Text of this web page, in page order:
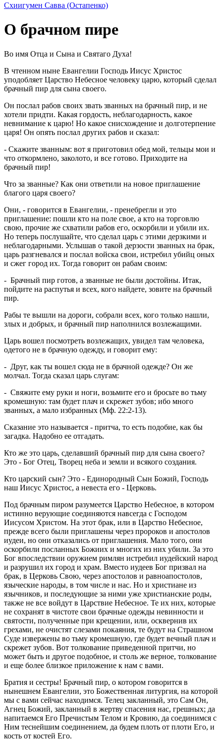
Схиигумен Савва (Остапенко)
О брачном пире
Во имя Отца и Сына и Святаго Духа!
В чтенном ныне Евангелии Господь Иисус Христос
уподобляет Царство Небесное человеку царю, который сделал
брачный пир для сына своего.
Он послал рабов своих звать званных на брачный пир, и не
хотели придти. Какая гордость, неблагодарность, какое
невнимание к царю! Но какое снисхождение и долготерпение
царя! Он опять послал других рабов и сказал:
- Скажите званным: вот я приготовил обед мой, тельцы мои и
что откормлено, заколото, и все готово. Приходите на
брачный пир!
Что за званные? Как они ответили на новое приглашение
благого царя своего?
Они, - говорится в Евангелии, - пренебрегли и это
приглашение: пошли кто на поле свое, а кто на торговлю
свою, прочие же схватили рабов его, оскорбили и убили их.
Но теперь послушайте, что сделал царь с этими дерзкими и
неблагодарными. Услышав о такой дерзости званных на брак,
царь разгневался и послал войска свои, истребил убийц оных
и сжег город их. Тогда говорит он рабам своим:
- Брачный пир готов, а званные не были достойны. Итак,
пойдите на распутья и всех, кого найдете, зовите на брачный
пир.
Рабы те вышли на дороги, собрали всех, кого только нашли,
злых и добрых, и брачный пир наполнился возлежащими.
Царь вошел посмотреть возлежащих, увидел там человека,
одетого не в брачную одежду, и говорит ему:
- Друг, как ты вошел сюда не в брачной одежде? Он же
молчал. Тогда сказал царь слугам:
- Свяжите ему руки и ноги, возьмите его и бросьте во тьму
кромешную: там будет плач и скрежет зубов; ибо много
званных, а мало избранных (Мф. 22:2-13).
Сказание это называется - притча, то есть подобие, как бы
загадка. Надобно ее отгадать.
Кто же это царь, сделавший брачный пир для сына своего?
Это - Бог Отец, Творец неба и земли и всякого создания.
Кто царский сын? Это - Единородный Сын Божий, Господь
наш Иисус Христос, а невеста его - Церковь.
Под брачным пиром разумеется Царство Небесное, в котором
истинно верующие соединяются навсегда с Господом
Иисусом Христом. На этот брак, или в Царство Небесное,
прежде всего были приглашены через пророков и апостолов
иудеи, но они отказались от приглашения. Мало того, они
оскорбили посланных Божиих и многих из них убили. За это
Бог впоследствии оружием римлян истребил иудейский народ
и разрушил их город и храм. Вместо иудеев Бог призвал на
брак, в Церковь Свою, через апостолов и равноапостолов,
языческие народы, в том числе и нас. Но и христиане из
язычников, и последующие за ними уже христианские роды,
также не все войдут в Царствие Небесное. Те их них, которые
не сохранят в чистоте свои брачные одежды невинности и
святости, полученные при крещении, или, осквернив их
грехами, не очистят слезами покаяния, те будут на Страшном
Суде извержены во тьму кромешную, где будет вечный плач и
скрежет зубов. Вот толкование приведенной притчи, но
может быть и другое подобное, и столь же верное, толкование
и еще более близкое приложение к нам с вами.
Братия и сестры! Брачный пир, о котором говорится в
нынешнем Евангелии, это Божественная литургия, на которой
мы с вами сейчас находимся. Телец закланный, это Сам Он,
Агнец Божий, закланный в жертву спасения нас, грешных; да
напитаемся Его Пречистым Телом и Кровию, да соединимся с
Ним теснейшим соединением, да будем плоть от плоти Его, и
кость от костей Его.